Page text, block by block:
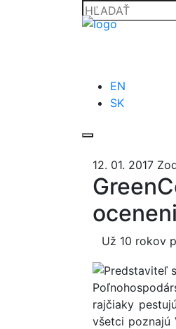
EN
SK
12. 01. 2017
Už 10 rokov
rajčiaky
všetci poznajú